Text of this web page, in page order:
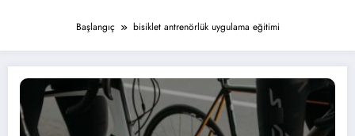
Başlangıç bisiklet antrenörlük uygulama eğitimi